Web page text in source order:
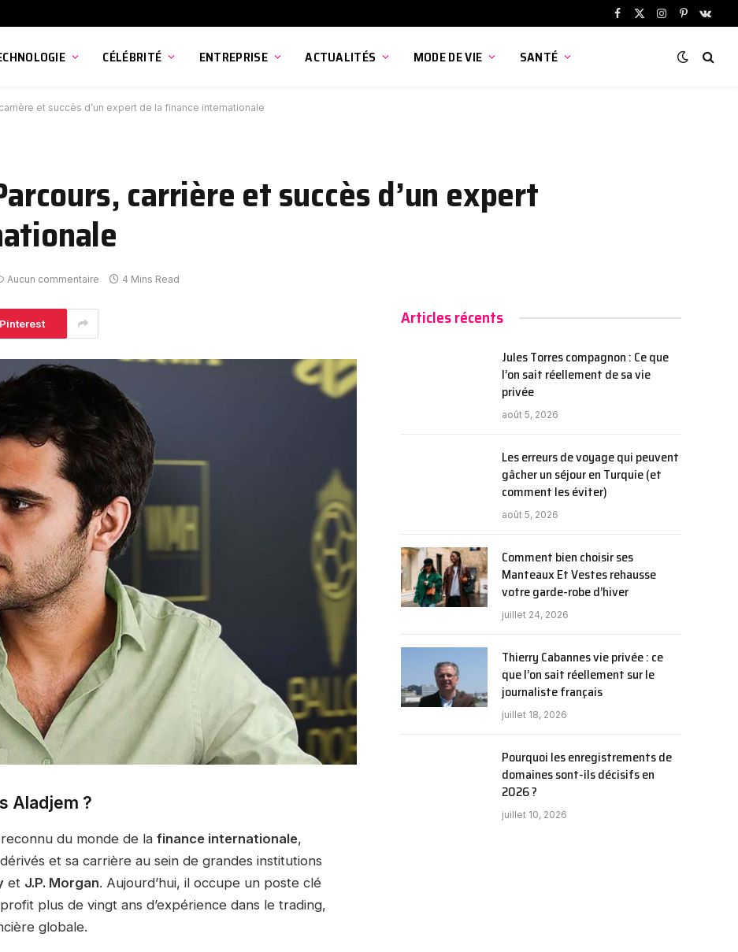
Facebook
X
Instagram
Pinterest
CÉLÉBRITÉ ENTREPRISE ACTUALITÉS MODE DE VIE SANTÉ
et succès d’un expert de la finance internationale
carrière et succès d’un expert
Aucun commentaire 4 Mins Read
Pinterest
Aladjem ?
du monde de la finance internationale,
et sa carrière au sein de grandes institutions
et J.P. Morgan. Aujourd’hui, il occupe un poste clé
plus de vingt ans d’expérience dans le trading,
globale.
Articles récents
Jules Torres compagnon : Ce que
l’on sait réellement de sa vie
privée
août 5, 2026
Les erreurs de voyage qui peuvent
gâcher un séjour en Turquie (et
comment les éviter)
août 5, 2026
Comment bien choisir ses
Manteaux Et Vestes rehausse
votre garde-robe d’hiver
juillet 24, 2026
Thierry Cabannes vie privée : ce
que l’on sait réellement sur le
journaliste français
juillet 18, 2026
Pourquoi les enregistrements de
domaines sont-ils décisifs en
2026 ?
juillet 10, 2026